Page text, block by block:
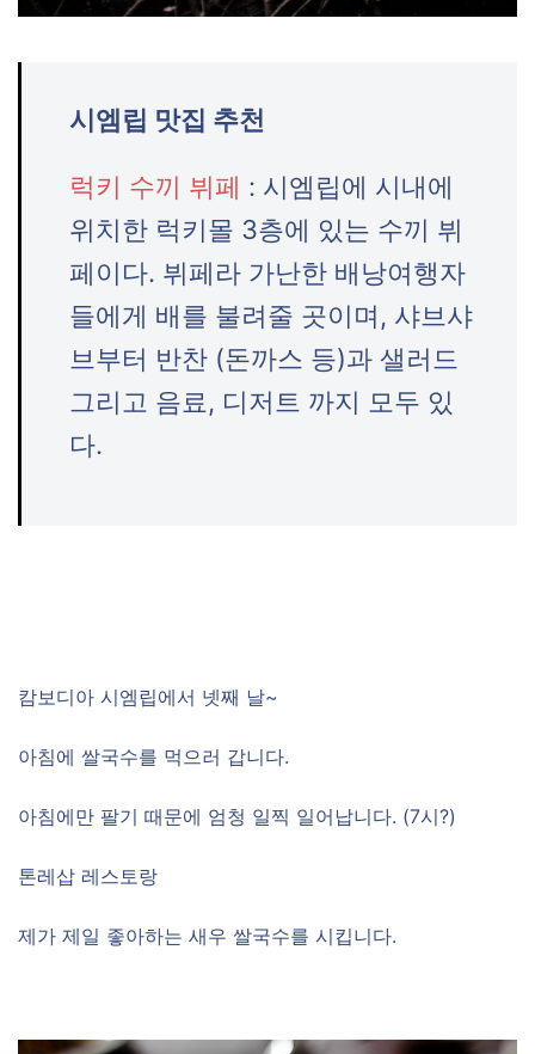
시엠립 맛집 추천
럭키 수끼 뷔페 : 시엠립에 시내에
위치한 럭키몰 3층에 있는 수끼 뷔
페이다. 뷔페라 가난한 배낭여행자
들에게 배를 불려줄 곳이며, 샤브샤
브부터 반찬 (돈까스 등)과 샐러드
그리고 음료, 디저트 까지 모두 있
다.
캄보디아 시엠립에서 넷째 날~
아침에 쌀국수를 먹으러 갑니다.
아침에만 팔기 때문에 엄청 일찍 일어납니다. (7시?)
톤레삽 레스토랑
제가 제일 좋아하는 새우 쌀국수를 시킵니다.